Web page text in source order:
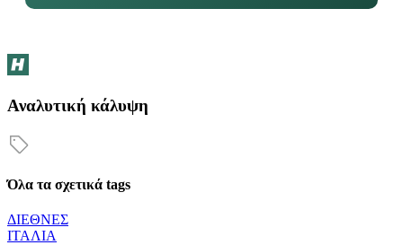
Αναλυτική κάλυψη
Όλα τα σχετικά tags
ΔΙΕΘΝΕΣ
ΙΤΑΛΙΑ